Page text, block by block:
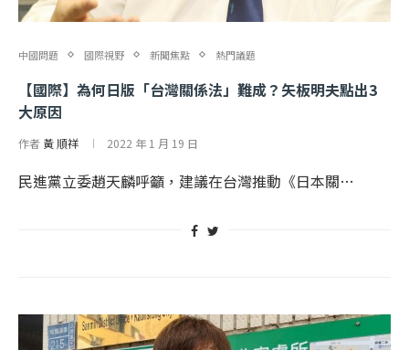
中國問題 國際視野 新聞焦點 熱門議題
【國際】為何日版「台灣關係法」難成？矢板明夫點出3
大原因
作者 黃 順祥 2022 年 1 月 19 日
民進黨立委趙天麟呼籲，建議在台灣推動《日本關…